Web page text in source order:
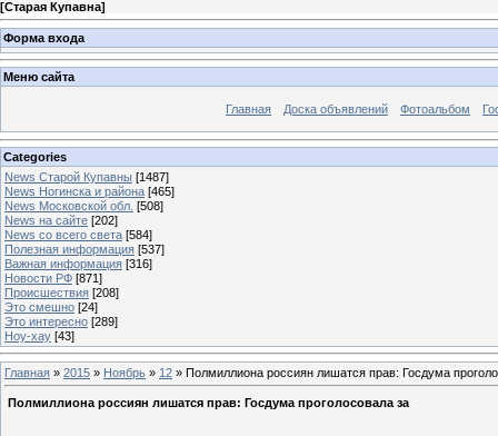
[Старая Купавна]
Форма входа
Меню сайта
Главная Доска объявлений Фотоальбом
Categories
News Старой Купавны [1487]
News Ногинска и района [465]
News Московской обл. [508]
News на сайте [202]
News со всего света [584]
Полезная информация [537]
Важная информация [316]
Новости РФ [871]
Происшествия [208]
Это смешно [24]
Это интересно [289]
Ноу-хау [43]
Главная » 2015 » Ноябрь » 12 » Полмиллиона россиян лишатся прав: Госдума
Полмиллиона россиян лишатся прав: Госдума проголосовала за